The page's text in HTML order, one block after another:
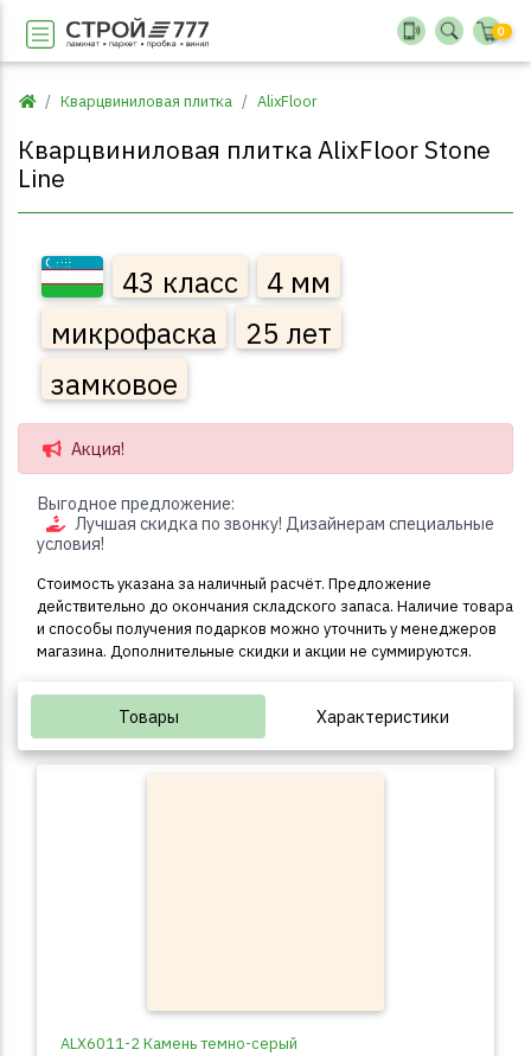
0
Кварцвиниловая плитка AlixFloor
Кварцвиниловая плитка AlixFloor Stone
Line
43 класс
4 мм
микрофаска
25 лет
замковое
Акция!
Выгодное предложение:
Лучшая скидка по звонку! Дизайнерам специальные
условия!
Стоимость указана за наличный расчёт. Предложение
действительно до окончания складского запаса. Наличие товара
и способы получения подарков можно уточнить у менеджеров
магазина. Дополнительные скидки и акции не суммируются.
Товары Характеристики
ALX6011-2 Камень темно-серый